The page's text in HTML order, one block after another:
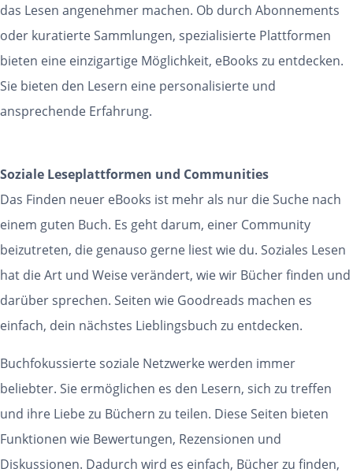
das Lesen angenehmer machen. Ob durch Abonnements
oder kuratierte Sammlungen, spezialisierte Plattformen
bieten eine einzigartige Möglichkeit, eBooks zu entdecken.
Sie bieten den Lesern eine personalisierte und
ansprechende Erfahrung.
Soziale Leseplattformen und Communities
Das Finden neuer eBooks ist mehr als nur die Suche nach
einem guten Buch. Es geht darum, einer Community
beizutreten, die genauso gerne liest wie du. Soziales Lesen
hat die Art und Weise verändert, wie wir Bücher finden und
darüber sprechen. Seiten wie Goodreads machen es
einfach, dein nächstes Lieblingsbuch zu entdecken.
Buchfokussierte soziale Netzwerke werden immer
beliebter. Sie ermöglichen es den Lesern, sich zu treffen
und ihre Liebe zu Büchern zu teilen. Diese Seiten bieten
Funktionen wie Bewertungen, Rezensionen und
Diskussionen. Dadurch wird es einfach, Bücher zu finden,